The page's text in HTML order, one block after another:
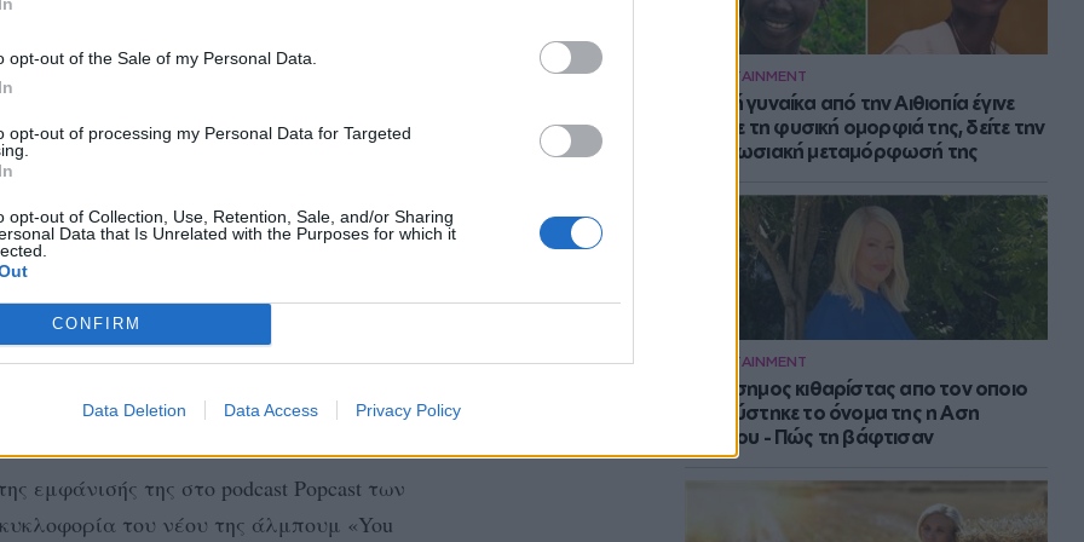
opt-out of the Sale of my Personal Data.
opt-out of processing my Personal Data for Targeted
opt-out of Collection, Use, Retention, Sale, and/or Sharing
Data that Is Unrelated with the Purposes for which it
CONFIRM
Data Deletion Data Access Privacy Policy
ENTERTAINMENT
Νεαρή γυναίκα από την Αιθιοπία έγινε
viral με τη φυσική ομορφιά της, δείτε την
εντυπωσιακή μεταμόρφωσή της
ENTERTAINMENT
Ο διάσημος κιθαρίστας απο τον οποιο
εμπνεύστηκε το όνομα της η Αση
Μπήλιου - Πώς τη βάφτισαν
με έναν τρόπο που, όπως
κανονικοποιηθεί η παiδοφιλiκή ματιά
μεγαλώνουν λέγοντας “μην φορέσεις
σeξουαλικοποιήσει και θα φταις εσύ”»,
εμπνεύστηκε το look από γυναίκες της
Kathleen Hanna και η Courtney Love, τις
Για την ίδια, το φόρεμα ήταν μια
να αισθάνεται cool και άνετα, χωρίς να
ή να θεωρηθεί «σέξι». Αντίθετα, θεωρεί
τον τρόπο που ντύνονται μόνο
ματιά κάποιων ανθρώπων.
εμφάνισής της στο podcast Popcast των
του νέου της άλμπουμ «You